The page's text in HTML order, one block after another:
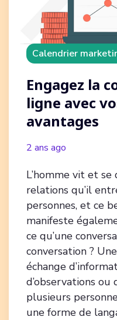
Calendrier
Engagez la
ligne avec
avantages
2 ans ago
L’homme vit et
relations qu’il
personnes, et ce
manifeste
ce qu’une
conversation ?
échange
d’observations ou
plusieurs
une forme de